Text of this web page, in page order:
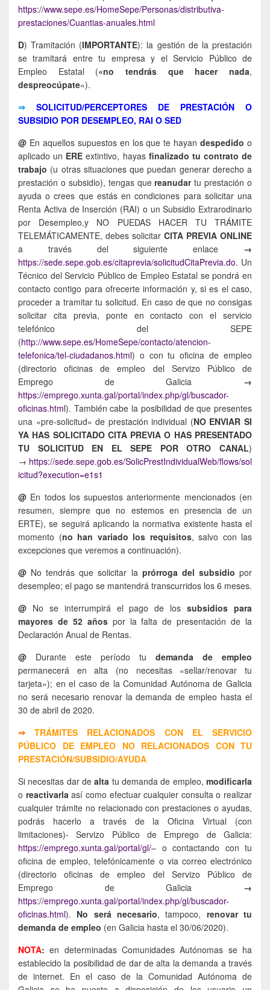
https://www.sepe.es/HomeSepe/Personas/distributiva-
prestaciones/Cuantias-anuales.html
D) Tramitación (IMPORTANTE): la gestión de la prestación
se tramitará entre tu empresa y el Servicio Público de
Empleo Estatal («no tendrás que hacer nada,
despreocúpate«).
⇒ SOLICITUD/PERCEPTORES DE PRESTACIÓN O
SUBSIDIO POR DESEMPLEO, RAI O SED
@ En aquellos supuestos en los que te hayan despedido o
aplicado un ERE extintivo, hayas finalizado tu contrato de
trabajo (u otras situaciones que puedan generar derecho a
prestación o subsidio), tengas quereanudartu prestación o
ayuda o crees que estás en condiciones para solicitar una
Renta Activa de Inserción (RAI) o un Subsidio Extrarodinario
por Desempleo,y NO PUEDAS HACER TU TRÁMITE
TELEMÁTICAMENTE, debes solicitar CITA PREVIA ONLINE
a través del siguiente enlace →
https://sede.sepe.gob.es/citaprevia/solicitudCitaPrevia.do. Un
Técnico del Servicio Público de Empleo Estatal se pondrá en
contacto contigo para ofrecerte información y, si es el caso,
proceder a tramitar tu solicitud. En caso de que no consigas
solicitar cita previa, ponte en contacto con el servicio
telefónico del SEPE
(http://www.sepe.es/HomeSepe/contacto/atencion-
telefonica/tel-ciudadanos.html) o con tu oficina de empleo
(directorio oficinas de empleo del Servizo Público de
Emprego de Galicia →
https://emprego.xunta.gal/portal/index.php/gl/buscador-
oficinas.html). También cabe la posibilidad de que presentes
una «pre-solicitud» de prestación individual (NO ENVIAR SI
YA HAS SOLICITADO CITA PREVIA O HAS PRESENTADO
TU SOLICITUD EN EL SEPE POR OTRO CANAL)
→ https://sede.sepe.gob.es/SolicPrestIndividualWeb/flows/sol
icitud?execution=e1s1
@ En todos los supuestos anteriormente mencionados (en
resumen, siempre que no estemos en presencia de un
ERTE), se seguirá aplicando la normativa existente hasta el
momento (no han variado los requisitos, salvo con las
excepciones que veremos a continuación).
@ No tendrás que solicitar la prórroga del subsidio por
desempleo; el pago se mantendrá transcurridos los 6 meses.
@ No se interrumpirá el pago de lossubsidios para
mayores de 52 añospor la falta de presentación de la
Declaración Anual de Rentas.
@ Durante este período tu demanda de empleo
permanecerá en alta (no necesitas «sellar/renovar tu
tarjeta»); en el caso de la Comunidad Autónoma de Galicia
no será necesario renovar la demanda de empleo hasta el
30 de abril de 2020.
⇒
TRÁMITES RELACIONADOS CON EL SERVICIO
PÚBLICO DE EMPLEO NO RELACIONADOS CON TU
PRESTACIÓN/SUBSIDIO/AYUDA
Si necesitas dar dealta tu demanda de empleo,modificarla
o reactivarla así como efectuar cualquier consulta o realizar
cualquier trámite no relacionado con prestaciones o ayudas,
podrás hacerlo a través de la Oficina Virtual (con
limitaciones)- Servizo Público de Emprego de Galicia:
https://emprego.xunta.gal/portal/gl/– o contactando con tu
oficina de empleo, telefónicamente o via correo electrónico
(directorio oficinas de empleo del Servizo Público de
Emprego de Galicia →
https://emprego.xunta.gal/portal/index.php/gl/buscador-
oficinas.html). No será necesario, tampoco, renovar tu
demanda de empleo (en Galicia hasta el 30/06/2020).
NOTA:en determinadas Comunidades Autónomas se ha
establecido la posibilidad de dar de alta la demanda a través
de internet. En el caso de la Comunidad Autónoma de